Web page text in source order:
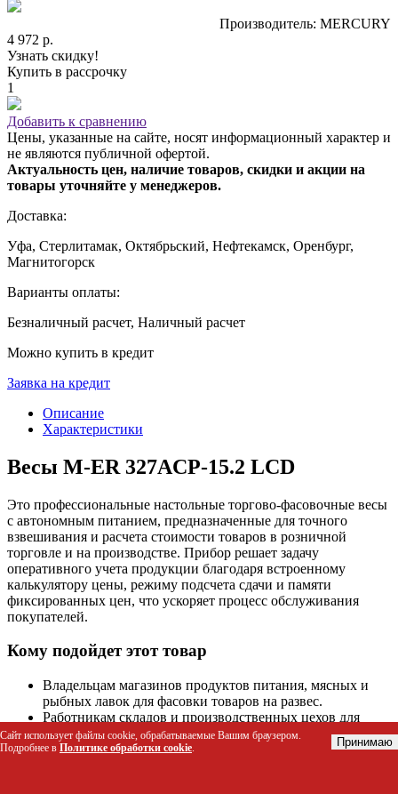
Производитель: MERCURY
4 972 р.
Узнать скидку!
Купить в рассрочку
1
Добавить к сравнению
Цены, указанные на сайте, носят информационный характер и
не являются публичной офертой.
Актуальность цен, наличие товаров, скидки и акции на
товары уточняйте у менеджеров.
Доставка:
Уфа, Стерлитамак, Октябрьский, Нефтекамск, Оренбург,
Магнитогорск
Варианты оплаты:
Безналичный расчет, Наличный расчет
Можно купить в кредит
Заявка на кредит
Описание
Характеристики
Весы M-ER 327ACP-15.2 LCD
Это профессиональные настольные торгово-фасовочные весы
с автономным питанием, предназначенные для точного
взвешивания и расчета стоимости товаров в розничной
торговле и на производстве. Прибор решает задачу
оперативного учета продукции благодаря встроенному
калькулятору цены, режиму подсчета сдачи и памяти
фиксированных цен, что ускоряет процесс обслуживания
покупателей.
Кому подойдет этот товар
Владельцам магазинов продуктов питания, мясных и
рыбных лавок для фасовки товаров на развес.
Работникам складов и производственных цехов для
контроля веса сырья и готовой продукции.
Предпринимателям, работающим на рынках и ярмарках,
Сайт использует файлы cookie, обрабатываемые Вашим браузером.
Подробнее в Политике обработки cookie. Принимаю